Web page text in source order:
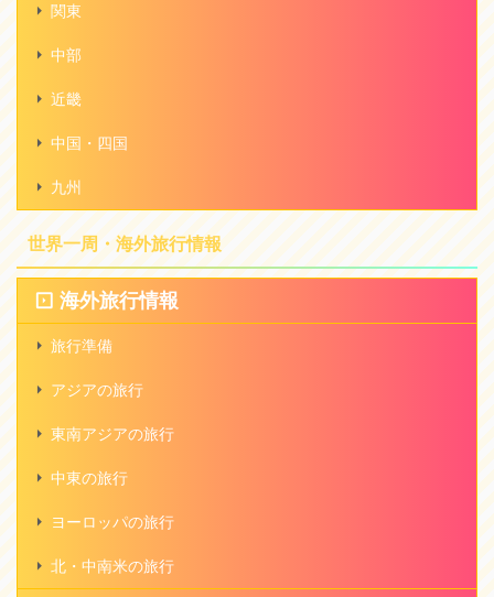
関東
中部
近畿
中国・四国
九州
世界一周・海外旅行情報
海外旅行情報
旅行準備
アジアの旅行
東南アジアの旅行
中東の旅行
ヨーロッパの旅行
北・中南米の旅行